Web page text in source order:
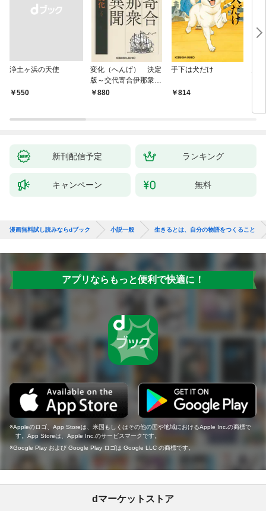
浄土ヶ浜の天使
￥550
変化（へんげ） 決定
版～交代寄合伊那衆異
聞（1）～
880
手下は犬だけ
814
新刊配信予定 ランキング
キャンペーン 無料
漫画無料試し読みならdブック 小説一般 生きるとは、自分の物語をつくること
アプリならもっと便利で快適に！
Appleのロゴ、App Storeは、米国もしくはその他の国や地域におけるApple Inc.の商標で
す。App Storeは、Apple Inc.のサービスマークです。
Google Play および Google Play ロゴは Google LLC の商標です。
dマーケットストア